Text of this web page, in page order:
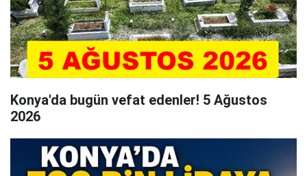
Konya'da bugün vefat edenler! 5 Ağustos
2026